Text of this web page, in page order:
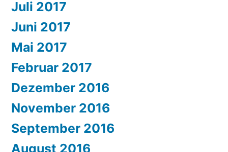
Juli 2017
Juni 2017
Mai 2017
Februar 2017
Dezember 2016
November 2016
September 2016
August 2016